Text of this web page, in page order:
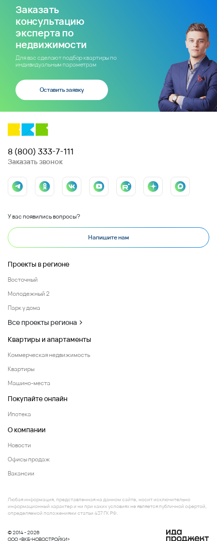
Заказать
консультацию
эксперта по
недвижимости
Для вас сделают подбор квартиры по
индивидуальным параметрам
Оставить заявку
8 (800) 333-7-111
Заказать звонок
У вас появились вопросы?
Напишите нам
Проекты в регионе
Восточный
Молодежный 2
Парк у дома
Все проекты региона
Квартиры и апартаменты
Коммерческая недвижимость
Квартиры
Машино-места
Покупайте онлайн
Ипотека
О компании
Новости
Офисы продаж
Вакансии
© 2014 - 2026
ООО «ВКБ-НОВОСТРОЙКИ»
Любая информация, представленная на данном сайте, носит исключительно
информационный характер и ни при каких условиях не является публичной офертой,
определяемой положениями статьи 437 ГК РФ.